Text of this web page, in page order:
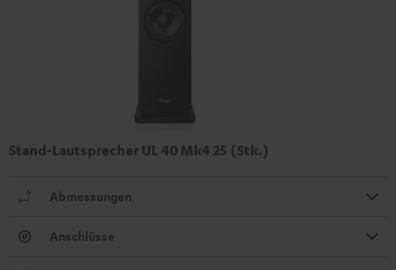
Stand-Lautsprecher UL 40 Mk4 25 (Stk.)
Abmessungen
Anschlüsse